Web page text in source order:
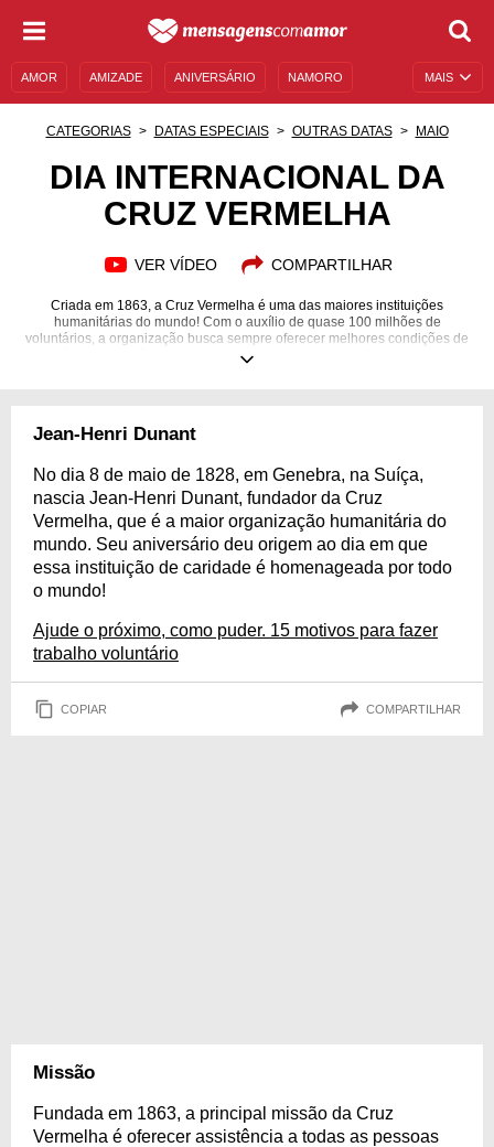
MAIS
AMOR AMIZADE ANIVERSÁRIO NAMORO
MENSAGENS E FRASES MENSAGENS DE ANIVERSÁRIO
CATEGORIAS DATAS ESPECIAIS OUTRAS DATAS MAIO
DIA INTERNACIONAL DA
CRUZ VERMELHA
VER VÍDEO COMPARTILHAR
Criada em 1863, a Cruz Vermelha é uma das maiores instituições
humanitárias do mundo! Com o auxílio de quase 100 milhões de
voluntários, a organização busca sempre oferecer melhores condições de
vidas às pessoas vítimas de guerras e outros desastres. Saiba mais sobre
Jean-Henri Dunant
No dia 8 de maio de 1828, em Genebra, na Suíça,
nascia Jean-Henri Dunant, fundador da Cruz
Vermelha, que é a maior organização humanitária do
mundo. Seu aniversário deu origem ao dia em que
essa instituição de caridade é homenageada por todo
o mundo!
Ajude o próximo, como puder. 15 motivos para fazer
trabalho voluntário
COPIAR COMPARTILHAR
Missão
Fundada em 1863, a principal missão da Cruz
Vermelha é oferecer assistência a todas as pessoas